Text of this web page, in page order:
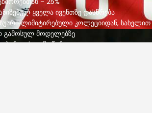
ყველა ივენთზე დასწრება
ლიმიტირებული კოლეციიდან, სახელით
გამოსულ მოდელებზე
ბურთი ხელმოწერით